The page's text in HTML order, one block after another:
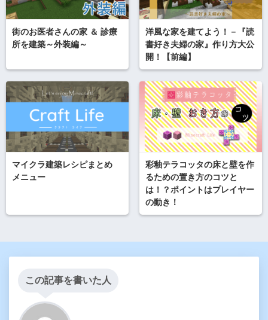
街のお医者さんの家 ＆ 診療
所を建築～外装編～
洋風な家を建てよう！－『読
書好き夫婦の家』作り方大公
開！【前編】
マイクラ建築レシピまとめ
メニュー
彩釉テラコッタの床と壁を作
るための置き方のコツと
は！？ポイントはプレイヤー
の動き！
この記事を書いた人